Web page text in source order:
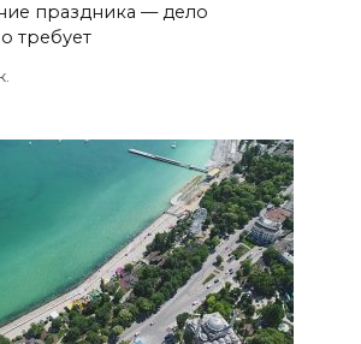
праздника — дело
требует